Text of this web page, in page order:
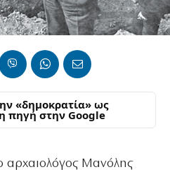
«δημοκρατία» ως
πηγή στην Google
αρχαιολόγος Μανόλης